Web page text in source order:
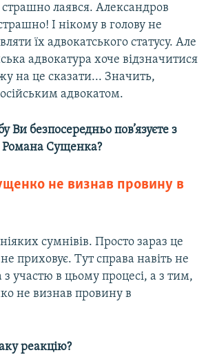
лаявся. Александров
І нікому в голову не
їх адвокатського статусу. Але
адвокатура хоче відзначитися
на це сказати... Значить,
адвокатом.
безпосередньо пов’язуєте з
Романа Сущенка?
не визнав провину в
сумнівів. Просто зараз це
приховує. Тут справа навіть не
з участю в цьому процесі, а з тим,
не визнав провину в
реакцію?